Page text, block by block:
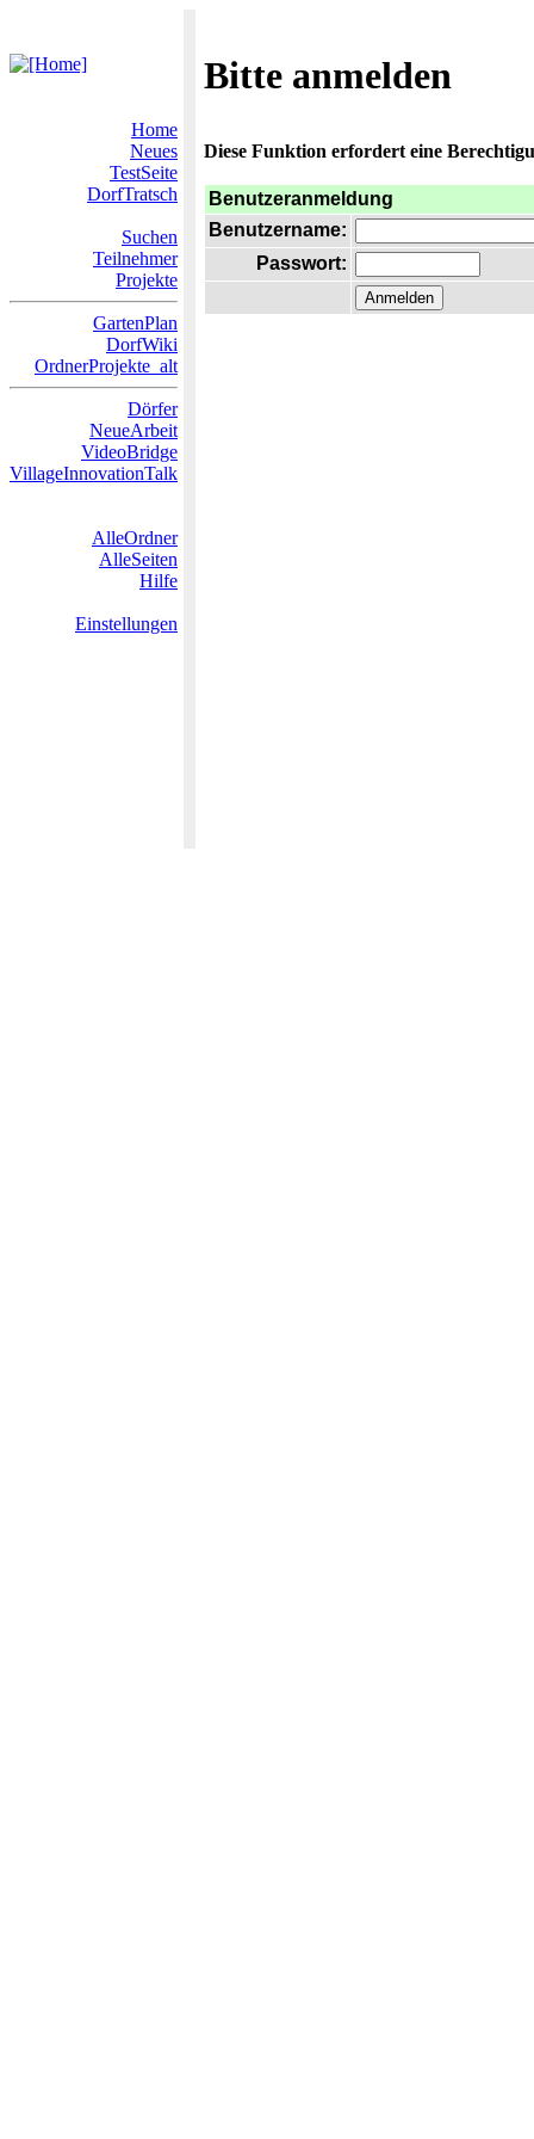
Bitte anmelden
Home
Neues
TestSeite
DorfTratsch
Suchen
Teilnehmer
Projekte
GartenPlan
DorfWiki
OrdnerProjekte_alt
Dörfer
NeueArbeit
VideoBridge
VillageInnovationTalk
AlleOrdner
AlleSeiten
Hilfe
Einstellungen
Diese Funktion erfordert eine
Benutzeranmeldung
Benutzername:
Passwort: